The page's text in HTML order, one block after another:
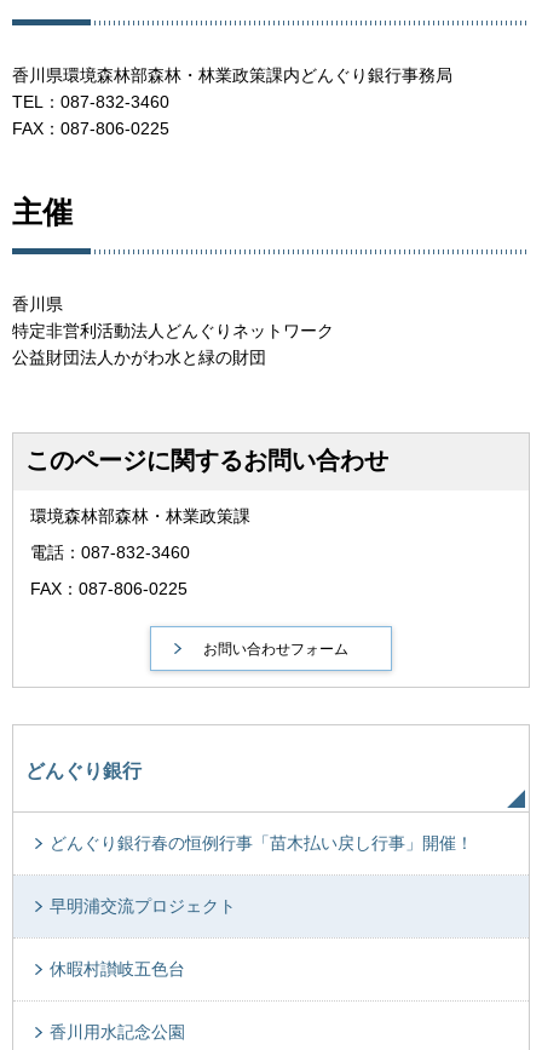
香川県環境森林部森林・林業政策課内どんぐり銀行事務局
TEL：087-832-3460
FAX：087-806-0225
主催
香川県
特定非営利活動法人どんぐりネットワーク
公益財団法人かがわ水と緑の財団
このページに関するお問い合わせ
環境森林部森林・林業政策課
電話：087-832-3460
FAX：087-806-0225
どんぐり銀行
どんぐり銀行春の恒例行事「苗木払い戻し行事」開催！
早明浦交流プロジェクト
休暇村讃岐五色台
香川用水記念公園